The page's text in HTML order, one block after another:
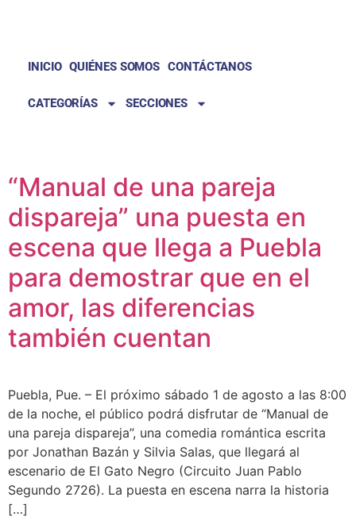
INICIO QUIÉNES SOMOS CONTÁCTANOS
CATEGORÍAS SECCIONES
“Manual de una pareja
dispareja” una puesta en
escena que llega a Puebla
para demostrar que en el
amor, las diferencias
también cuentan
Puebla, Pue. – El próximo sábado 1 de agosto a las 8:00
de la noche, el público podrá disfrutar de “Manual de
una pareja dispareja”, una comedia romántica escrita
por Jonathan Bazán y Silvia Salas, que llegará al
escenario de El Gato Negro (Circuito Juan Pablo
Segundo 2726). La puesta en escena narra la historia
[…]